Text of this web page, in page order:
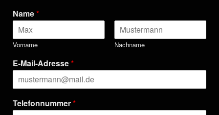
Name*
Vorname Nachname
E-Mail-Adresse*
Telefonnummer*